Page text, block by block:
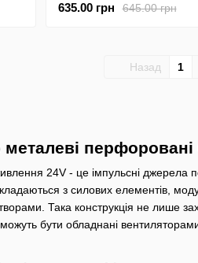
перфоровані
24V - це імпульсні джерела
з силових елементів,
Така конструкція не лише
можуть бути обладнані
645.00 грн
635.00 грн
Назад 1